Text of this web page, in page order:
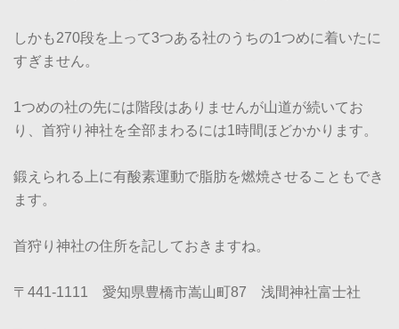
しかも270段を上って3つある社のうちの1つめに着いたに
すぎません。
1つめの社の先には階段はありませんが山道が続いてお
り、首狩り神社を全部まわるには1時間ほどかかります。
鍛えられる上に有酸素運動で脂肪を燃焼させることもでき
ます。
首狩り神社の住所を記しておきますね。
〒441-1111 愛知県豊橋市嵩山町87 浅間神社富士社